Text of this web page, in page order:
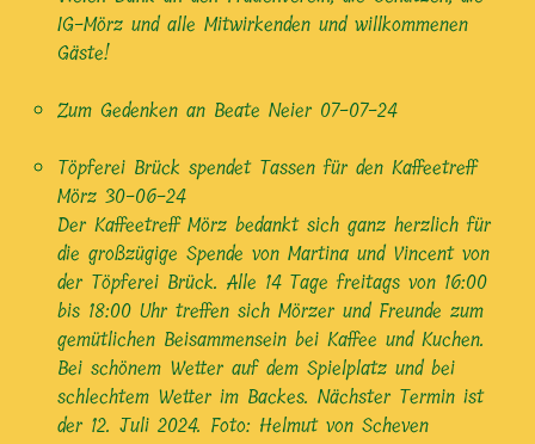
IG-Mörz und alle Mitwirkenden und willkommenen
Gäste!
Zum Gedenken an Beate Neier 07-07-24
Töpferei Brück spendet Tassen für den Kaffeetreff
Mörz 30-06-24
Der Kaffeetreff Mörz bedankt sich ganz herzlich für
die großzügige Spende von Martina und Vincent von
der Töpferei Brück. Alle 14 Tage freitags von 16:00
bis 18:00 Uhr treffen sich Mörzer und Freunde zum
gemütlichen Beisammensein bei Kaffee und Kuchen.
Bei schönem Wetter auf dem Spielplatz und bei
schlechtem Wetter im Backes. Nächster Termin ist
der 12. Juli 2024. Foto: Helmut von Scheven